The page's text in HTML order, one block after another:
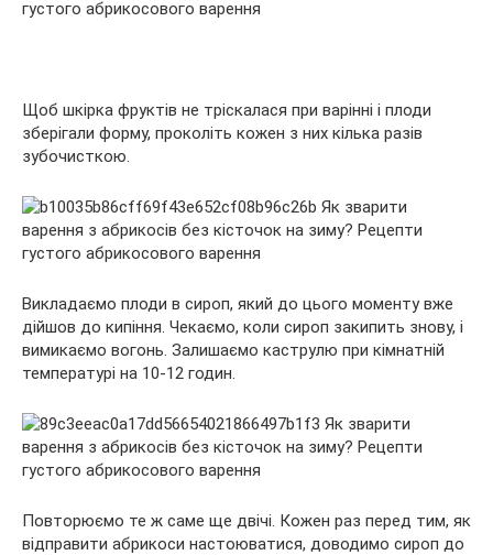
Щоб шкірка фруктів не тріскалася при варінні і плоди
зберігали форму, проколіть кожен з них кілька разів
зубочисткою.
Викладаємо плоди в сироп, який до цього моменту вже
дійшов до кипіння. Чекаємо, коли сироп закипить знову, і
вимикаємо вогонь. Залишаємо каструлю при кімнатній
температурі на 10-12 годин.
Повторюємо те ж саме ще двічі. Кожен раз перед тим, як
відправити абрикоси настоюватися, доводимо сироп до